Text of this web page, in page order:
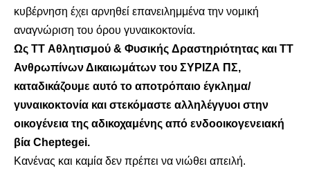
κυβέρνηση έχει αρνηθεί επανειλημμένα την νομική
αναγνώριση του όρου γυναικοκτονία.
Ως TT Αθλητισμού & Φυσικής Δραστηριότητας και TT
Ανθρωπίνων Δικαιωμάτων του ΣΥΡΙΖΑ ΠΣ,
καταδικάζουμε αυτό το αποτρόπαιο έγκλημα/
γυναικοκτονία και στεκόμαστε αλληλέγγυοι στην
οικογένεια της αδικοχαμένης από ενδοοικογενειακή
βία Cheptegei.
Κανένας και καμία δεν πρέπει να νιώθει απειλή.